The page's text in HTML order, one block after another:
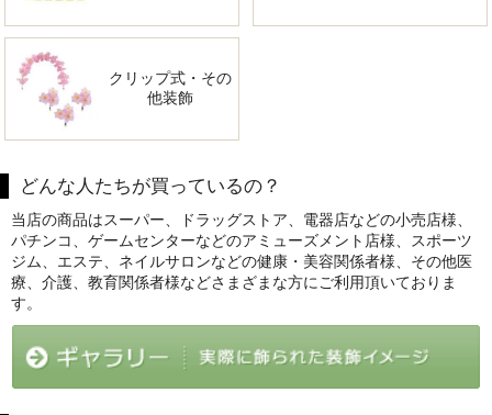
クリップ式・その
他装飾
どんな人たちが買っているの？
当店の商品はスーパー、ドラッグストア、電器店などの小売店様、
パチンコ、ゲームセンターなどのアミューズメント店様、スポーツ
ジム、エステ、ネイルサロンなどの健康・美容関係者様、その他医
療、介護、教育関係者様などさまざまな方にご利用頂いておりま
す。